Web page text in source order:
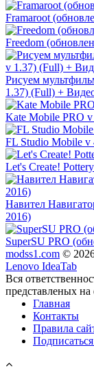
Framaroot
Freedom
Рисуем
1.37) (Full) +
Kate Mobile PRO
FL Studio Mobile v
Let's Create!
Навител
2016)
SuperSU PRO
modss1.com ©
Lenovo IdeaTab
Вся
представленых на
Главная
Контакты
Правила